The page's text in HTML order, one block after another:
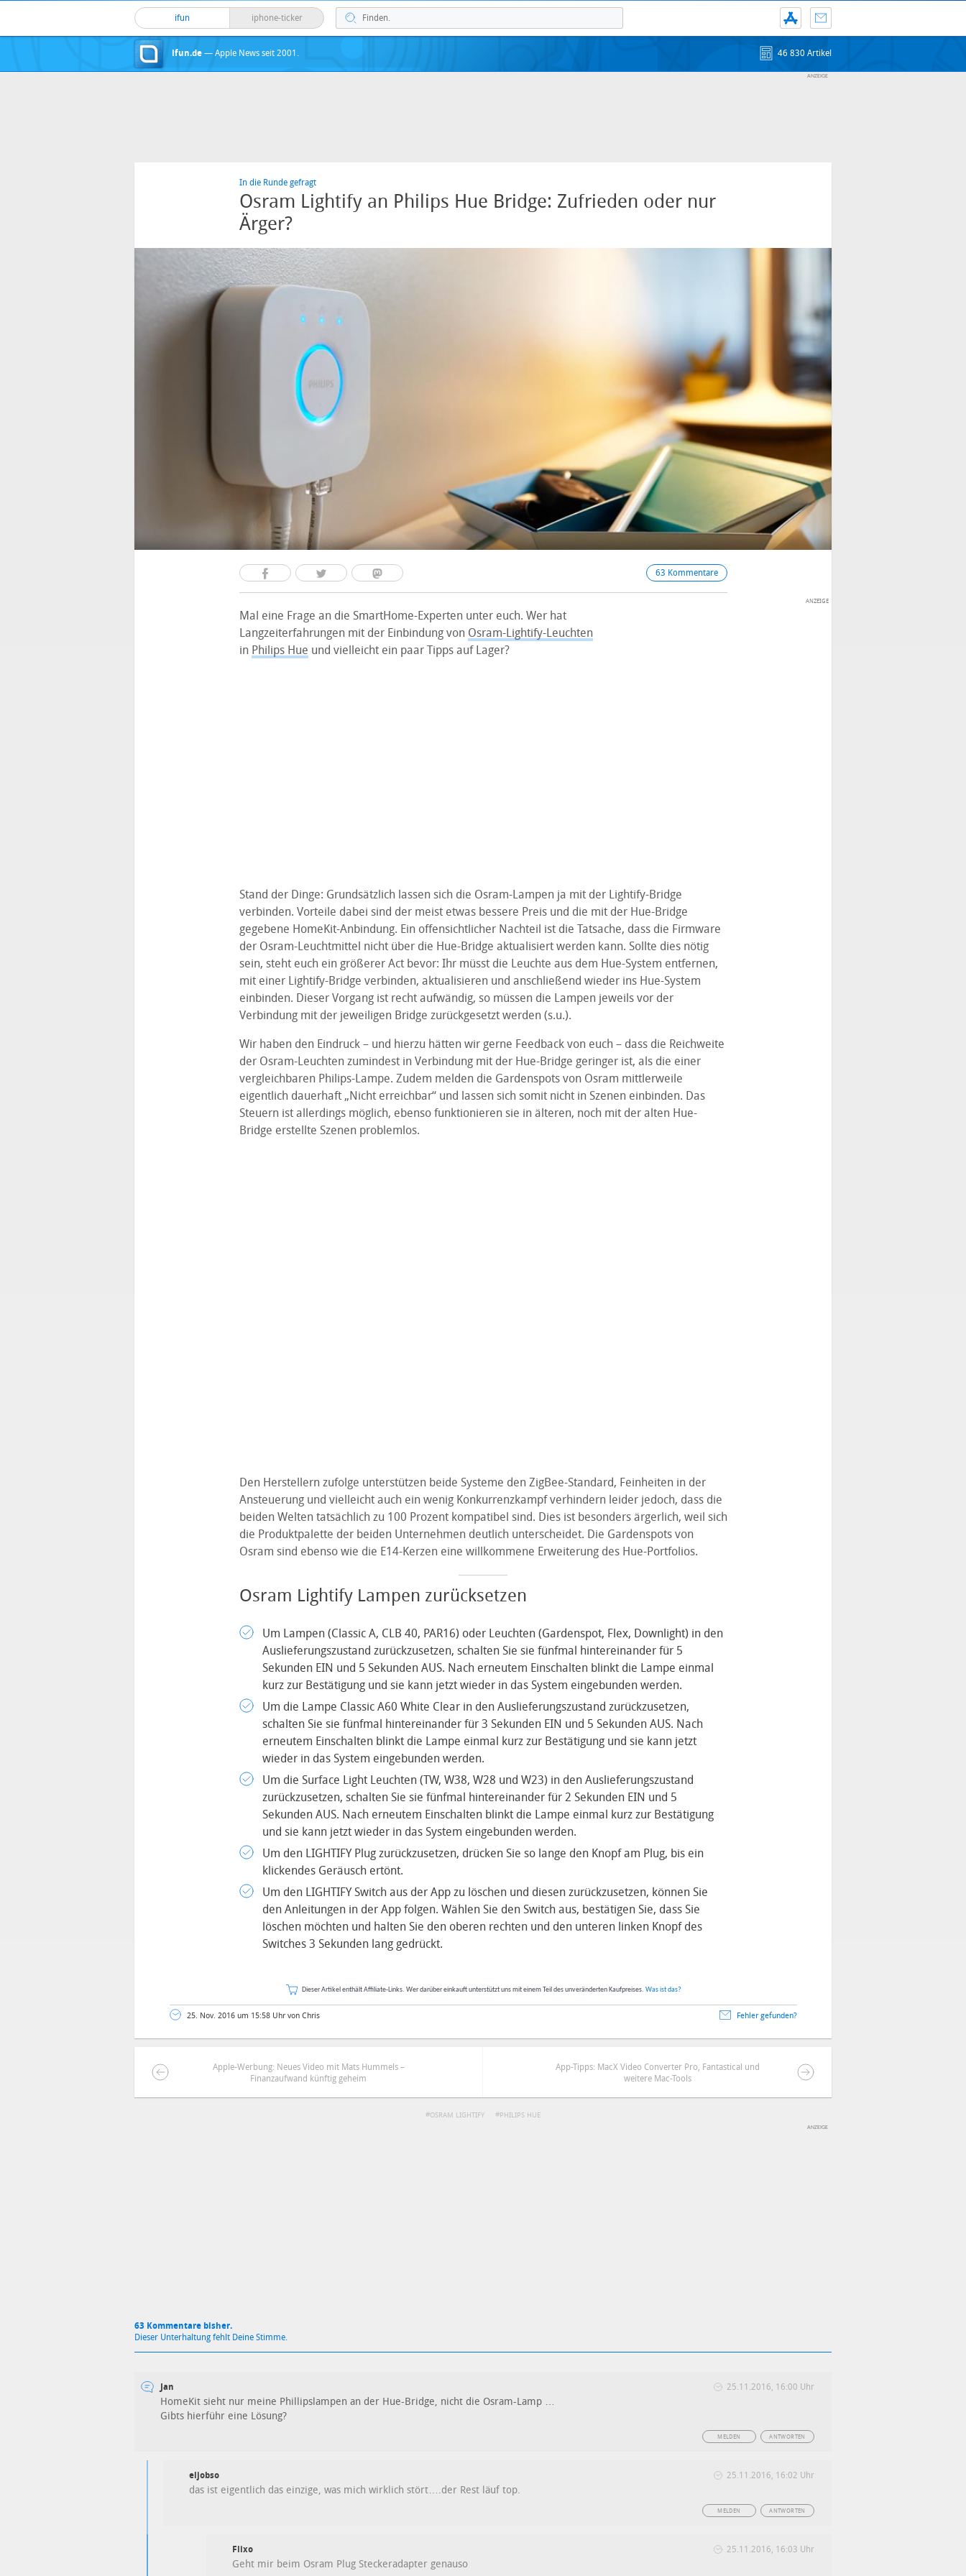
ifun iphone-ticker
ifun.de — Apple News seit 2001. 46 830 Artikel
In die Runde gefragt
Osram Lightify an Philips Hue Bridge: Zufrieden oder nur
Ärger?
63 Kommentare
Mal eine Frage an die SmartHome-Experten unter euch. Wer hat
Langzeiterfahrungen mit der Einbindung von Osram-Lightify-Leuchten
in Philips Hue und vielleicht ein paar Tipps auf Lager?
Stand der Dinge: Grundsätzlich lassen sich die Osram-Lampen ja mit der Lightify-Bridge
verbinden. Vorteile dabei sind der meist etwas bessere Preis und die mit der Hue-Bridge
gegebene HomeKit-Anbindung. Ein offensichtlicher Nachteil ist die Tatsache, dass die Firmware
der Osram-Leuchtmittel nicht über die Hue-Bridge aktualisiert werden kann. Sollte dies nötig
sein, steht euch ein größerer Act bevor: Ihr müsst die Leuchte aus dem Hue-System entfernen,
mit einer Lightify-Bridge verbinden, aktualisieren und anschließend wieder ins Hue-System
einbinden. Dieser Vorgang ist recht aufwändig, so müssen die Lampen jeweils vor der
Verbindung mit der jeweiligen Bridge zurückgesetzt werden (s.u.).
Wir haben den Eindruck – und hierzu hätten wir gerne Feedback von euch – dass die Reichweite
der Osram-Leuchten zumindest in Verbindung mit der Hue-Bridge geringer ist, als die einer
vergleichbaren Philips-Lampe. Zudem melden die Gardenspots von Osram mittlerweile
eigentlich dauerhaft „Nicht erreichbar“ und lassen sich somit nicht in Szenen einbinden. Das
Steuern ist allerdings möglich, ebenso funktionieren sie in älteren, noch mit der alten Hue-
Bridge erstellte Szenen problemlos.
Den Herstellern zufolge unterstützen beide Systeme den ZigBee-Standard, Feinheiten in der
Ansteuerung und vielleicht auch ein wenig Konkurrenzkampf verhindern leider jedoch, dass die
beiden Welten tatsächlich zu 100 Prozent kompatibel sind. Dies ist besonders ärgerlich, weil sich
die Produktpalette der beiden Unternehmen deutlich unterscheidet. Die Gardenspots von
Osram sind ebenso wie die E14-Kerzen eine willkommene Erweiterung des Hue-Portfolios.
Osram Lightify Lampen zurücksetzen
Um Lampen (Classic A, CLB 40, PAR16) oder Leuchten (Gardenspot, Flex, Downlight) in den
Auslieferungszustand zurückzusetzen, schalten Sie sie fünfmal hintereinander für 5
Sekunden EIN und 5 Sekunden AUS. Nach erneutem Einschalten blinkt die Lampe einmal
kurz zur Bestätigung und sie kann jetzt wieder in das System eingebunden werden.
Um die Lampe Classic A60 White Clear in den Auslieferungszustand zurückzusetzen,
schalten Sie sie fünfmal hintereinander für 3 Sekunden EIN und 5 Sekunden AUS. Nach
erneutem Einschalten blinkt die Lampe einmal kurz zur Bestätigung und sie kann jetzt
wieder in das System eingebunden werden.
Um die Surface Light Leuchten (TW, W38, W28 und W23) in den Auslieferungszustand
zurückzusetzen, schalten Sie sie fünfmal hintereinander für 2 Sekunden EIN und 5
Sekunden AUS. Nach erneutem Einschalten blinkt die Lampe einmal kurz zur Bestätigung
und sie kann jetzt wieder in das System eingebunden werden.
Um den LIGHTIFY Plug zurückzusetzen, drücken Sie so lange den Knopf am Plug, bis ein
klickendes Geräusch ertönt.
Um den LIGHTIFY Switch aus der App zu löschen und diesen zurückzusetzen, können Sie
den Anleitungen in der App folgen. Wählen Sie den Switch aus, bestätigen Sie, dass Sie
löschen möchten und halten Sie den oberen rechten und den unteren linken Knopf des
Switches 3 Sekunden lang gedrückt.
Dieser Artikel enthält Affiliate-Links. Wer darüber einkauft unterstützt uns mit einem Teil des unveränderten Kaufpreises. Was ist das?
25. Nov. 2016 um 15:58 Uhr von Chris Fehler gefunden?
Apple-Werbung: Neues Video mit Mats Hummels –
Finanzaufwand künftig geheim
App-Tipps: MacX Video Converter Pro, Fantastical und
weitere Mac-Tools
OSRAM LIGHTIFY PHILIPS HUE
63 Kommentare bisher.
Dieser Unterhaltung fehlt Deine Stimme.
Jan 25.11.2016, 16:00 Uhr
HomeKit sieht nur meine Phillipslampen an der Hue-Bridge, nicht die Osram-Lamp …
Gibts hierführ eine Lösung?
ANTWORTEN
MELDEN
eljobso 25.11.2016, 16:02 Uhr
das ist eigentlich das einzige, was mich wirklich stört….der Rest läuf top.
ANTWORTEN
MELDEN
Flixo 25.11.2016, 16:03 Uhr
Geht mir beim Osram Plug Steckeradapter genauso